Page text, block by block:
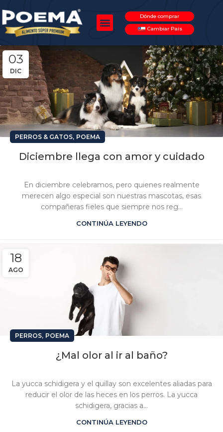
Dónde comprar
Cambiar País
03
DIC
PERROS & GATOS, POEMA
Diciembre llega con amor y cuidado
En diciembre celebramos, pero quienes realmente
merecen algo especial son nuestras mascotas, esas
compañeras fieles que siempre nos reg...
CONTINÚA LEYENDO
18
AGO
PERROS, POEMA
¿Mal olor al ir al baño?
La yucca schidigera y el quillay son excelentes aliadas para
reducir el olor de las heces en los perros. La yucca
schidigera, gracias a...
CONTINÚA LEYENDO